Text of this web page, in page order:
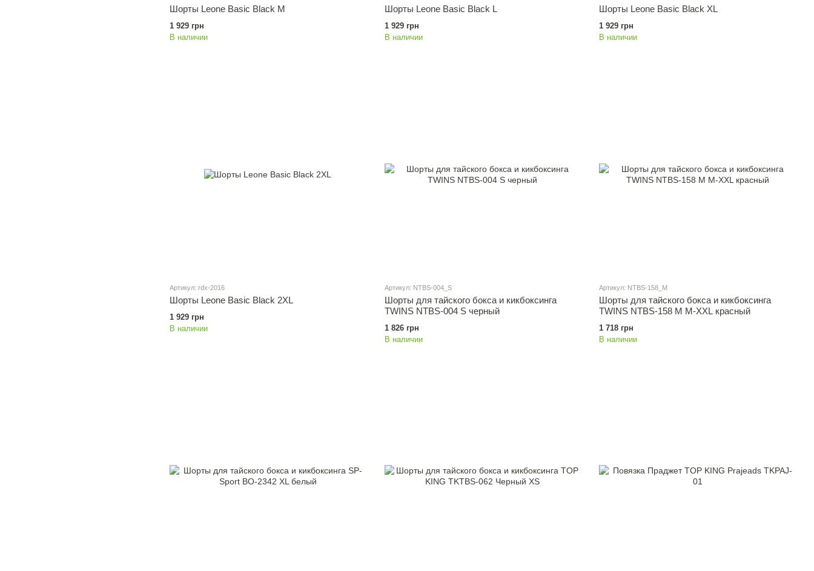
Шорты Leone Basic Black M
1 929 грн
В наличии
Шорты Leone Basic Black L
1 929 грн
В наличии
Шорты Leone Basic Black XL
1 929 грн
В наличии
Артикул: rdx-2016
Шорты Leone Basic Black 2XL
1 929 грн
В наличии
Артикул: NTBS-004_S
Шорты для тайского бокса и кикбоксинга
TWINS NTBS-004 S черный
1 826 грн
В наличии
Артикул: NTBS-158_M
Шорты для тайского бокса и кикбоксинга
TWINS NTBS-158 M M-XXL красный
1 718 грн
В наличии